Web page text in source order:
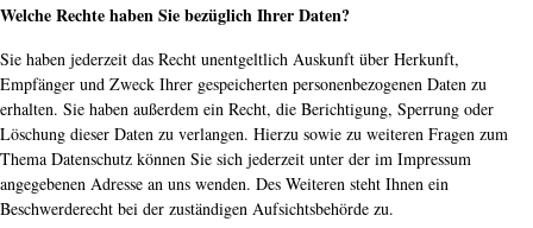
Welche Rechte haben Sie bezüglich Ihrer Daten?
Sie haben jederzeit das Recht unentgeltlich Auskunft über Herkunft,
Empfänger und Zweck Ihrer gespeicherten personenbezogenen Daten zu
erhalten. Sie haben außerdem ein Recht, die Berichtigung, Sperrung oder
Löschung dieser Daten zu verlangen. Hierzu sowie zu weiteren Fragen zum
Thema Datenschutz können Sie sich jederzeit unter der im Impressum
angegebenen Adresse an uns wenden. Des Weiteren steht Ihnen ein
Beschwerderecht bei der zuständigen Aufsichtsbehörde zu.